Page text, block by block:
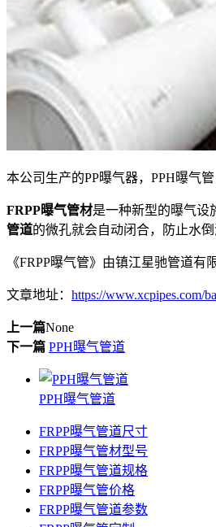
本公司生产的PP曝气器，PPH曝气管
FRPP曝气管材是一种新型的曝气设
管道的微孔就会自动闭合，防止水倒
《FRPP曝气管》由镇江星驰管道有
文章地址： https://www.xcpipes.com/
上一篇None
下一篇 PPH曝气管道
PPH曝气管道
FRPP曝气管道尺寸
FRPP曝气管材型号
FRPP曝气管道规格
FRPP曝气管价格
FRPP曝气管道参数